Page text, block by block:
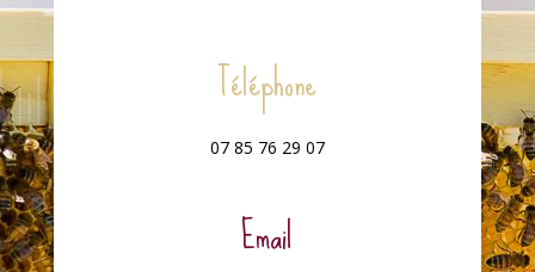
Téléphone
07 85 76 29 07
Email